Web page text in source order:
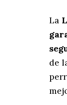
La
de